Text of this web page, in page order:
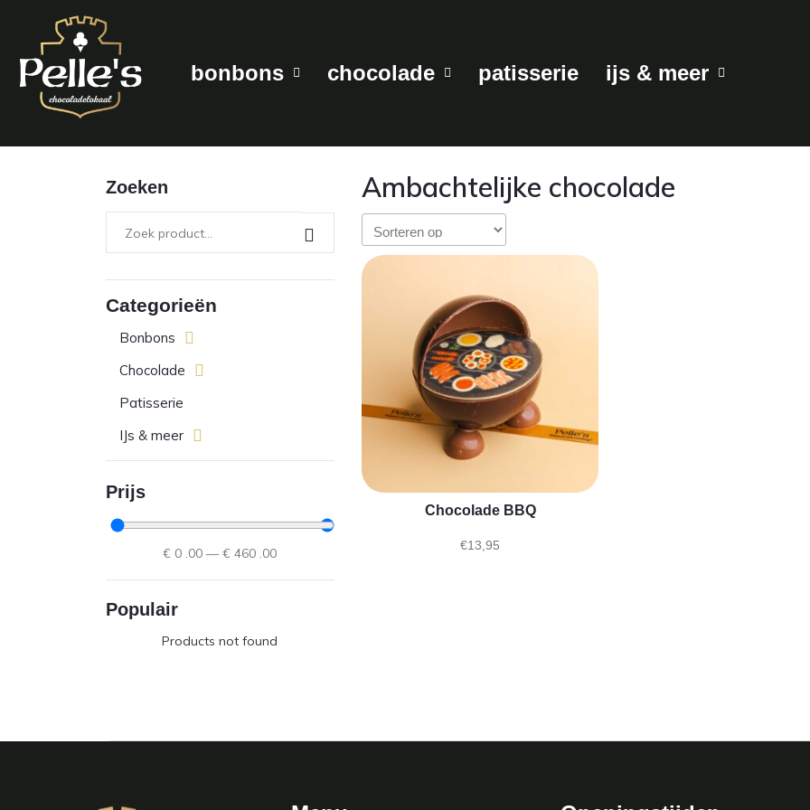
bonbons chocolade patisserie ijs & meer
Zoeken
Categorieën
Bonbons
Chocolade
Patisserie
IJs & meer
Prijs
€ 0 .00 —€ 460 .00
Populair
Products not found
Ambachtelijke chocolade
Chocolade BBQ
€13,95